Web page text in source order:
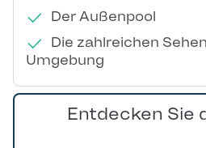
Der Außenpool
Die zahlreichen
Umgebung
Entdecken Sie